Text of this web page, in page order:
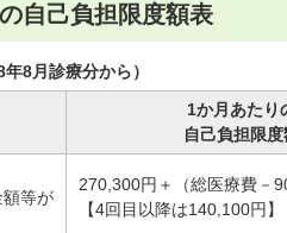
自己負担限度額表
8月診療分から）
1か月あたり
自己負担限度
等が
270,300円＋（総医療費－
【4回目以降は140,100円】